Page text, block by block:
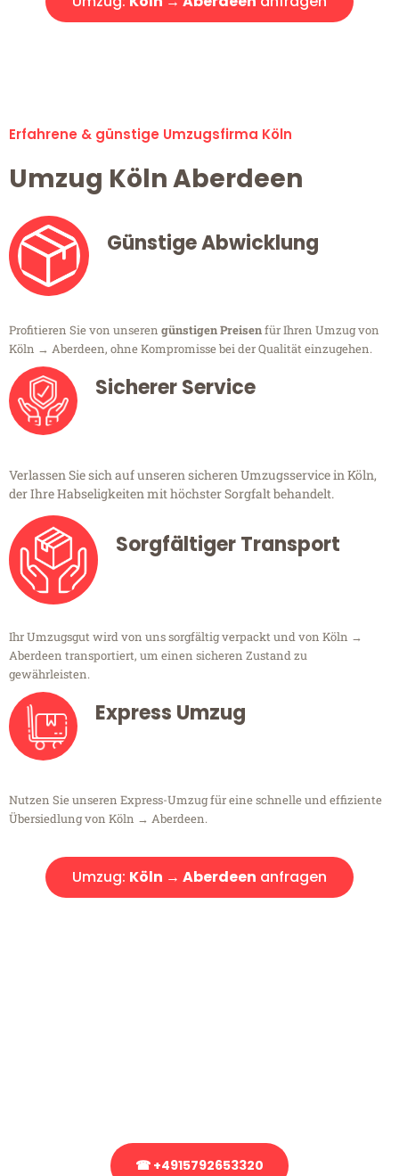
Erfahrene & günstige Umzugsfirma Köln
Umzug Köln Aberdeen
Günstige Abwicklung
Profitieren Sie von unseren günstigen Preisenfür Ihren Umzug von
Köln → Aberdeen, ohne Kompromisse bei der Qualität einzugehen.
Sicherer Service
Verlassen Sie sich auf unseren sicheren Umzugsservice in Köln,
der Ihre Habseligkeiten mit höchster Sorgfalt behandelt.
Sorgfältiger Transport
Ihr Umzugsgut wird von uns sorgfältig verpackt und von Köln →
Aberdeen transportiert, um einen sicheren Zustand zu
gewährleisten.
Express Umzug
Nutzen Sie unseren Express-Umzug für eine schnelle und effiziente
Übersiedlung von Köln → Aberdeen.
Umzug: Köln → Aberdeen anfragen
☎ +4915792653320